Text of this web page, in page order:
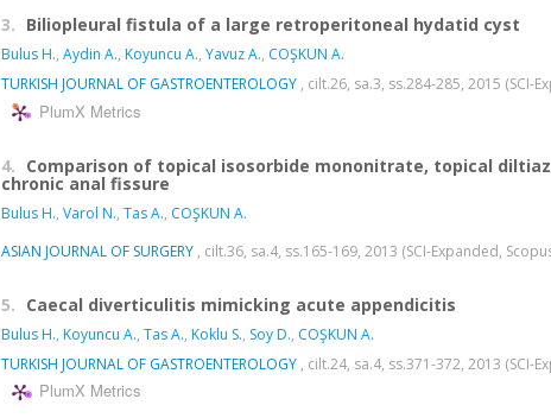
3. Biliopleural fistula of a large retroperitoneal hydatid cyst
Bulus H., Aydin A., Koyuncu A., Yavuz A., COŞKUN A.
TURKISH JOURNAL OF GASTROENTEROLOGY , cilt.26, sa.3, ss.284-285, 2015 (SCI-
PlumX Metrics
4. Comparison of topical isosorbide mononitrate, topical
chronic anal fissure
Bulus H., Varol N., Tas A., COŞKUN A.
ASIAN JOURNAL OF SURGERY , cilt.36, sa.4, ss.165-169, 2013 (SCI-Expanded,
5. Caecal diverticulitis mimicking acute appendicitis
Bulus H., Koyuncu A., Tas A., Koklu S., Soy D., COŞKUN A.
TURKISH JOURNAL OF GASTROENTEROLOGY , cilt.24, sa.4, ss.371-372, 2013 (SCI-
PlumX Metrics